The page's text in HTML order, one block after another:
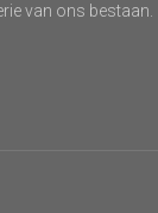
van ons bestaan.